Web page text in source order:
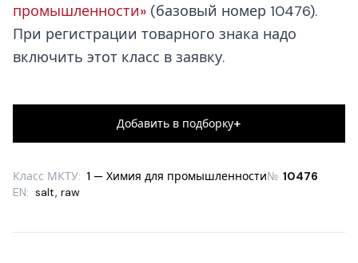
промышленности» (базовый номер 10476).
При регистрации товарного знака надо
включить этот класс в заявку.
Добавить в подборку+
Класс МКТУ: 1 — Химия для промышленности№ 10476
EN: salt, raw